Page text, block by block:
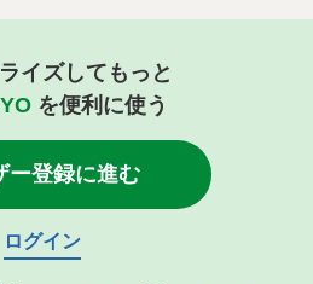
イズしてもっと
を便利に使う
ー登録に進む
ログイン